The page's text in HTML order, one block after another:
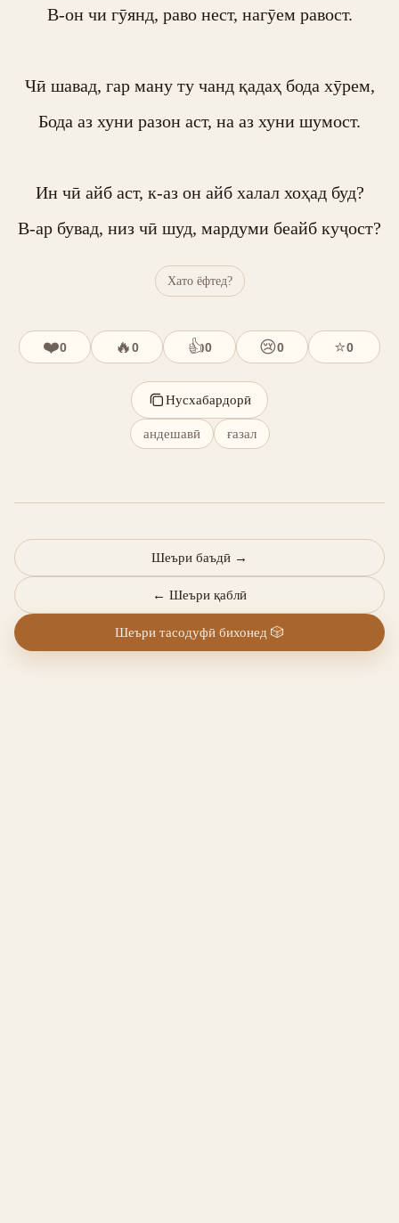
В-он чи гӯянд, раво нест, нагӯем равост.
Чӣ шавад, гар ману ту чанд қадаҳ бода хӯрем,
Бода аз хуни разон аст, на аз хуни шумост.
Ин чӣ айб аст, к-аз он айб халал хоҳад буд?
В-ар бувад, низ чӣ шуд, мардуми беайб куҷост?
Хато ёфтед?
❤️0 🔥0 👍0 😢0 ⭐0
Нусхабардорӣ
андешавӣ ғазал
← Шеъри қаблӣ
Шеъри баъдӣ →
Шеъри тасодуфӣ бихонед 🎲